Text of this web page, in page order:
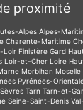
proximité
Alpes Alpes-
Charente-Maritime
Loir Finistère Gard
Loir-et-Cher Loire
Morbihan Moselle
Pyrénées-
Tarn Tarn-et-
Seine-Saint-Denis